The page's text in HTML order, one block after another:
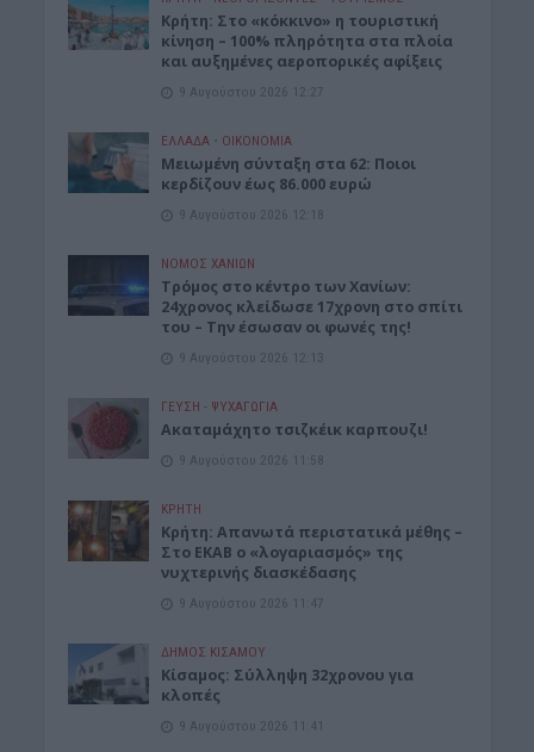
Κρήτη: Στο «κόκκινο» η τουριστική
κίνηση – 100% πληρότητα στα πλοία
και αυξημένες αεροπορικές αφίξεις
9 Αυγούστου 2026 12:27
ΕΛΛΑΔΑ • ΟΙΚΟΝΟΜΙΑ
Μειωμένη σύνταξη στα 62: Ποιοι
κερδίζουν έως 86.000 ευρώ
9 Αυγούστου 2026 12:18
ΝΟΜΌΣ ΧΑΝΊΩΝ
Τρόμος στο κέντρο των Χανίων:
24χρονος κλείδωσε 17χρονη στο σπίτι
του – Την έσωσαν οι φωνές της!
9 Αυγούστου 2026 12:13
ΓΕΎΣΗ - ΨΥΧΑΓΩΓΊΑ
Ακαταμάχητο τσιζκέικ καρπουζι!
9 Αυγούστου 2026 11:58
ΚΡΗΤΗ
Κρήτη: Απανωτά περιστατικά μέθης –
Στο ΕΚΑΒ ο «λογαριασμός» της
νυχτερινής διασκέδασης
9 Αυγούστου 2026 11:47
ΔΉΜΟΣ ΚΙΣΆΜΟΥ
Κίσαμος: Σύλληψη 32χρονου για
κλοπές
9 Αυγούστου 2026 11:41